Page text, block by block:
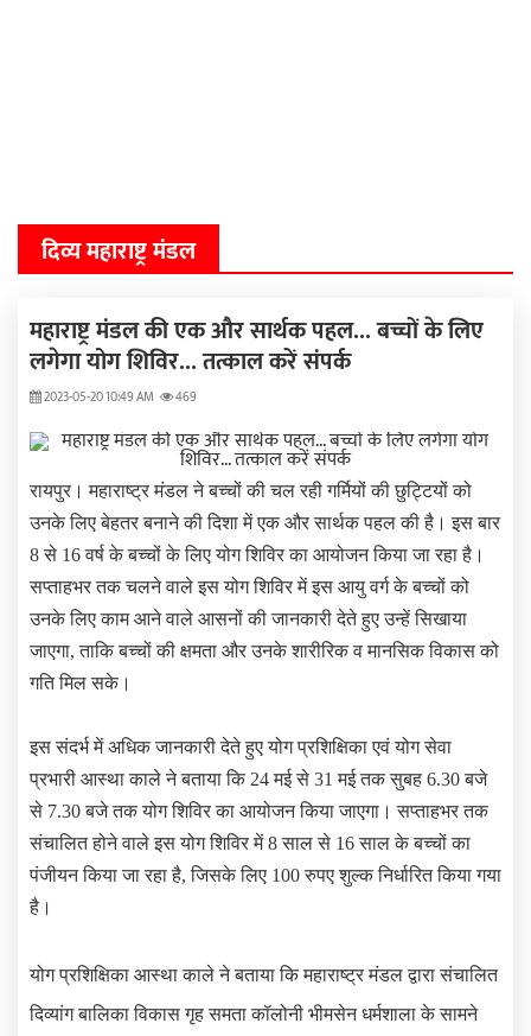
दिव्य महाराष्ट्र मंडल
महाराष्ट्र मंडल की एक और सार्थक पहल... बच्चों के लिए
लगेगा योग शिविर... तत्काल करें संपर्क
2023-05-20 10:49 AM 469
रायपुर। महाराष्ट्र मंडल ने बच्चों की चल रही गर्मियों की छुट्टियों को
उनके लिए बेहतर बनाने की दिशा में एक और सार्थक पहल की है। इस बार
8 से 16 वर्ष के बच्चों के लिए योग शिविर का आयोजन किया जा रहा है।
सप्ताहभर तक चलने वाले इस योग शिविर में इस आयु वर्ग के बच्चों को
उनके लिए काम आने वाले आसनों की जानकारी देते हुए उन्हें सिखाया
जाएगा, ताकि बच्चों की क्षमता और उनके शारीरिक व मानसिक विकास को
गति मिल सके।
इस संदर्भ में अधिक जानकारी देते हुए योग प्रशिक्षिका एवं योग सेवा
प्रभारी आस्था काले ने बताया कि 24 मई से 31 मई तक सुबह 6.30 बजे
से 7.30 बजे तक योग शिविर का आयोजन किया जाएगा। सप्ताहभर तक
संचालित होने वाले इस योग शिविर में 8 साल से 16 साल के बच्चों का
पंजीयन किया जा रहा है, जिसके लिए 100 रुपए शुल्क निर्धारित किया गया
है।
योग प्रशिक्षिका आस्था काले ने बताया कि महाराष्ट्र मंडल द्वारा संचालित
दिव्यांग बालिका विकास गृह समता कॉलोनी भीमसेन धर्मशाला के सामने